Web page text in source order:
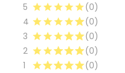
5
(0)
4
(0)
3
(0)
2
(0)
1
(0)